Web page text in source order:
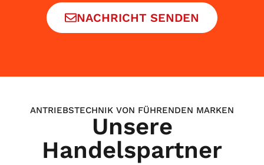
NACHRICHT SENDEN
ANTRIEBSTECHNIK VON FÜHRENDEN MARKEN
Unsere
Handelspartner